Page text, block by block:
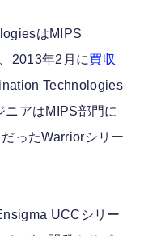
はMIPS
2013年2月に買収
Technologies
ニアはMIPS部門に
ったWarriorシリー
UCCシリー